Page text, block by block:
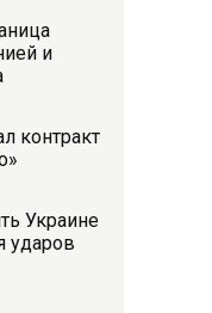
и
контракт
Украине
ударов